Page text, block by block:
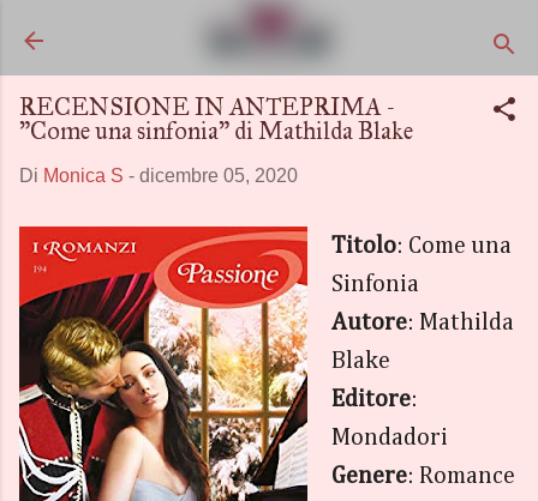
RECENSIONE IN ANTEPRIMA -
"Come una sinfonia" di Mathilda Blake
Di Monica S - dicembre 05, 2020
Titolo: Come una
Sinfonia
Autore: Mathilda
Blake
Editore:
Mondadori
Genere: Romance